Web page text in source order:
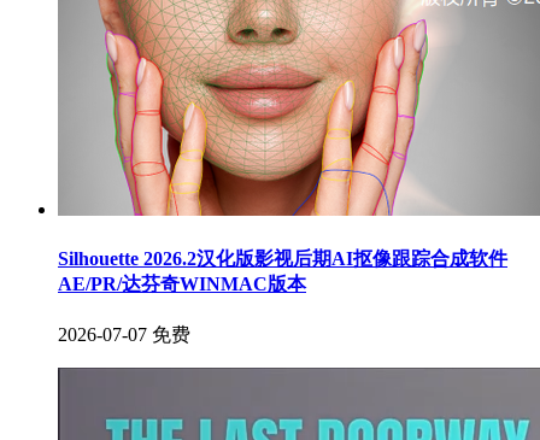
Silhouette 2026.2汉化版影视后期AI抠像跟踪合成软件
AE/PR/达芬奇WINMAC版本
2026-07-07 免费